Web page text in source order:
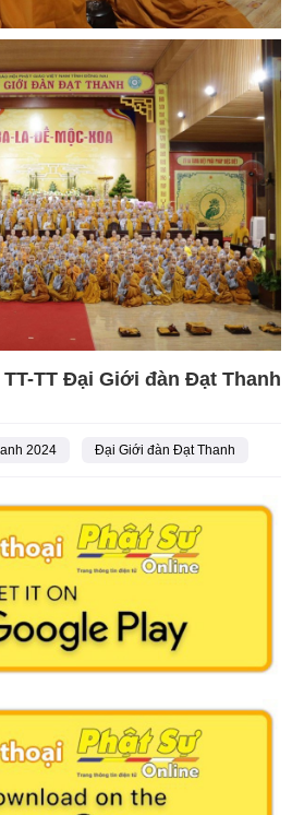
TT-TT Đại Giới đàn Đạt Thanh
2024 Đại Giới đàn Đạt Thanh